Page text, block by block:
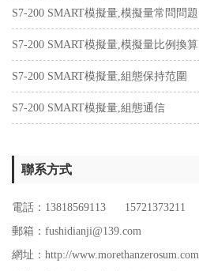
S7-200 SMART模擬量,模擬量常問問題
S7-200 SMART模擬量,模擬量比例換算
S7-200 SMART模擬量,組態保持范圍
S7-200 SMART模擬量,組態通信
聯系方式
電話：13818569113 15721373211
郵箱：fushidianji@139.com
網址：http://www.morethanzerosum.com